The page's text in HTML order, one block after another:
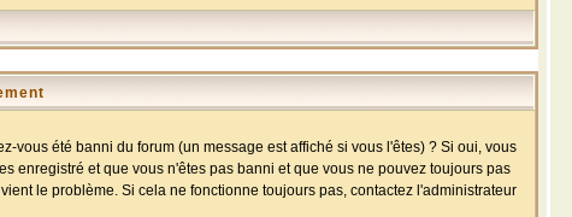
vous été banni du forum (un message est affiché si vous l'êtes) ? Si oui, vous
enregistré et que vous n'êtes pas banni et que vous ne pouvez toujours pas
le problème. Si cela ne fonctionne toujours pas, contactez l'administrateur